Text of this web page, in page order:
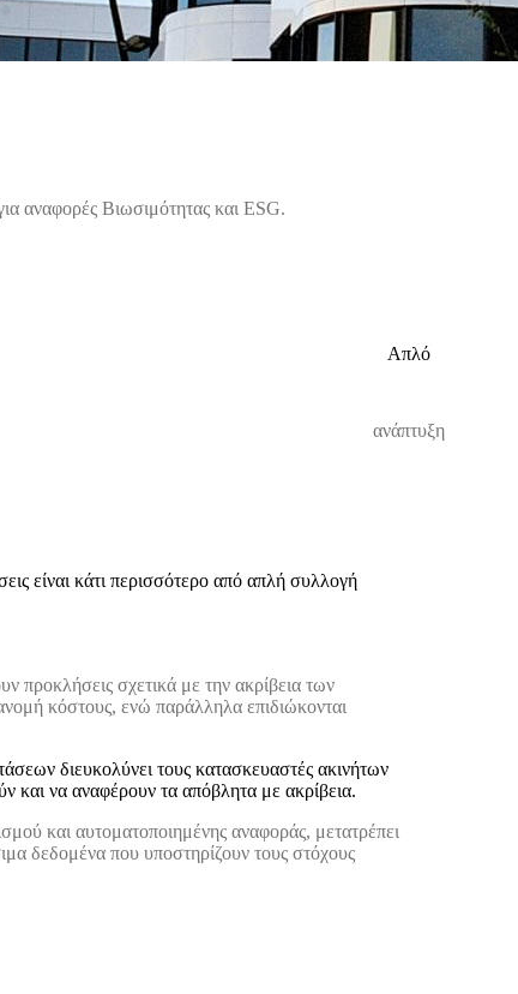
αναφορές Βιωσιμότητας και ESG.
Απλό
ανάπτυξη
είναι κάτι περισσότερο από απλή συλλογή
προκλήσεις σχετικά με την ακρίβεια των
κόστους, ενώ παράλληλα επιδιώκονται
διευκολύνει τους κατασκευαστές ακινήτων
και να αναφέρουν τα απόβλητα με ακρίβεια.
και αυτοματοποιημένης αναφοράς, μετατρέπει
δεδομένα που υποστηρίζουν τους στόχους